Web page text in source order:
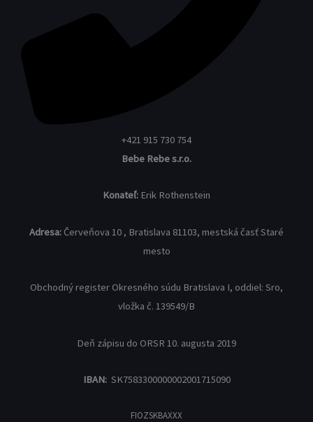
+421 915 730 754
Bebe Rebe s.r.o.
Konateľ: Erik Rothenstein
Adresa: Červeňova 10 , Bratislava 81103, mestská časť Staré
mesto
Obchodný register Okresného súdu Bratislava I, oddiel: Sro,
vložka č. 139549/B
Deň zápisu do ORSR 10. augusta 2019
IBAN:SK7583300000002001715090
FIOZSKBAXXX